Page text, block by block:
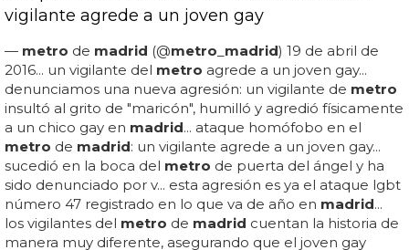
Elmetrodechuecase quedará con la bandera arcoíris...
7 detenidos por agresión homófoba en la plaza de
chueca... salvemos berkana: la librería lgbt más popular
dechuecaestá en peligro... es hora de hacer algo para
no perder uno de los iconos más emblemáticos de
chueca, que está ahora mismo en la calle hortaleza de
madrid: salvemos berkana, la librería lgbt demadrid
como dicen ellas, sería una verdadera lástima que
tuvieran que cerrar, pero colaborar es tan fácil como ir a
comprar algún libro, encargar alguno por teléfono o a
través de su web, o si lo prefieres puedes patrocinar una
estantería con una donación superior a 100 euros y
convertirte en...